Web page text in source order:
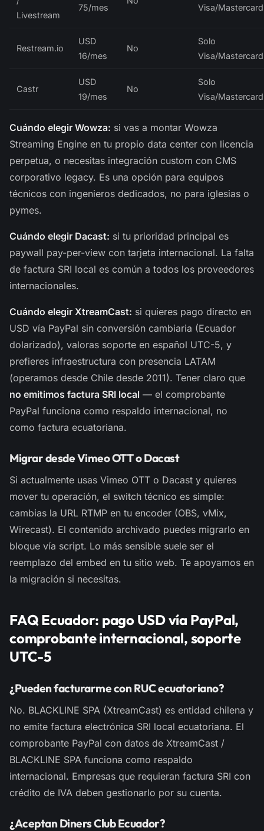
Livestream
75/mes Visa/Mastercard
Restream.io
USD
16/mes
No
Solo
Visa/Mastercard
Castr
USD
19/mes
No
Solo
Visa/Mastercard
Cuándo elegir Wowza: si vas a montar Wowza
Streaming Engine en tu propio data center con licencia
perpetua, o necesitas integración custom con CMS
corporativo legacy. Es una opción para equipos
técnicos con ingenieros dedicados, no para iglesias o
pymes.
Cuándo elegir Dacast: si tu prioridad principal es
paywall pay-per-view con tarjeta internacional. La falta
de factura SRI local es común a todos los proveedores
internacionales.
Cuándo elegir XtreamCast: si quieres pago directo en
USD vía PayPal sin conversión cambiaria (Ecuador
dolarizado), valoras soporte en español UTC-5, y
prefieres infraestructura con presencia LATAM
(operamos desde Chile desde 2011). Tener claro que
no emitimos factura SRI local — el comprobante
PayPal funciona como respaldo internacional, no
como factura ecuatoriana.
Migrar desde Vimeo OTT o Dacast
Si actualmente usas Vimeo OTT o Dacast y quieres
mover tu operación, el switch técnico es simple:
cambias la URL RTMP en tu encoder (OBS, vMix,
Wirecast). El contenido archivado puedes migrarlo en
bloque vía script. Lo más sensible suele ser el
reemplazo del embed en tu sitio web. Te apoyamos en
la migración si necesitas.
FAQ Ecuador: pago USD vía PayPal,
comprobante internacional, soporte
UTC-5
¿Pueden facturarme con RUC ecuatoriano?
No. BLACKLINE SPA (XtreamCast) es entidad chilena y
no emite factura electrónica SRI local ecuatoriana. El
comprobante PayPal con datos de XtreamCast /
BLACKLINE SPA funciona como respaldo
internacional. Empresas que requieran factura SRI con
crédito de IVA deben gestionarlo por su cuenta.
¿Aceptan Diners Club Ecuador?